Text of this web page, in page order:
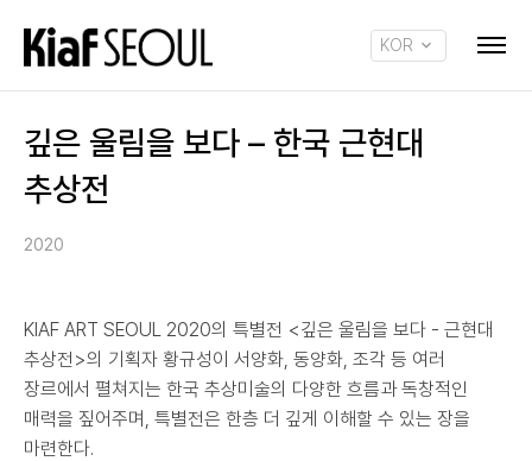
KOR
깊은 울림을 보다 – 한국 근현대
추상전
2020
KIAF ART SEOUL 2020의 특별전 <깊은 울림을 보다 - 근현대
추상전>의 기획자 황규성이 서양화, 동양화, 조각 등 여러
장르에서 펼쳐지는 한국 추상미술의 다양한 흐름과 독창적인
매력을 짚어주며, 특별전은 한층 더 깊게 이해할 수 있는 장을
마련한다.